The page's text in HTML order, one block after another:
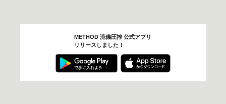
METHOD 流儀圧搾 公式アプリ
リリースしました！